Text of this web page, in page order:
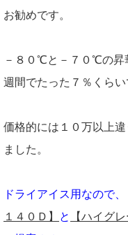
お勧めです。
－８０℃と－７０℃の昇
週間でたった７％くらい
価格的には１０万以上
ました。
ドライアイス用なので
１４０Ｄ】
と 【ハイグ